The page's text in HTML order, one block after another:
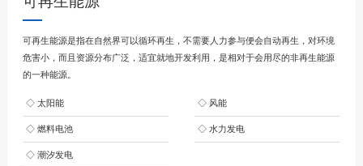
可再生能源是指在自然界可以循环再生，不需要人力参与便会自动再生，对环境
危害小，而且资源分布广泛，适宜就地开发利用，是相对于会用尽的非再生能源
的一种能源。
◇ 太阳能 ◇ 风能
◇ 燃料电池 ◇ 水力发电
◇ 潮汐发电